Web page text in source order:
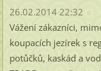
26.02.2014 22:32
Vážení zákazníci,
koupacích jezírek s
potůčků, kaskád a